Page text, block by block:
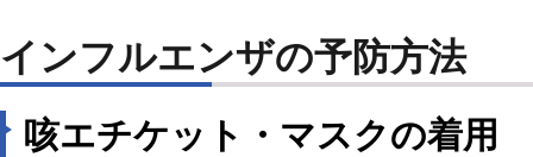
インフルエンザの予防方法
咳エチケット・マスクの着用